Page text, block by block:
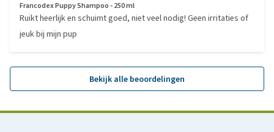
Francodex Puppy Shampoo - 250 ml
Ruikt heerlijk en schuimt goed, niet veel nodig! Geen irritaties of
jeuk bij mijn pup
Bekijk alle beoordelingen